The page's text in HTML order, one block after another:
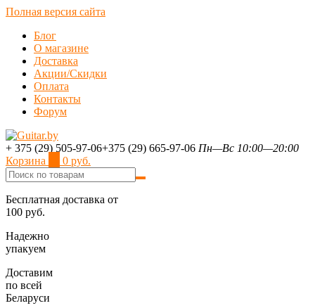
Полная версия сайта
Блог
О магазине
Доставка
Акции/Скидки
Оплата
Контакты
Форум
+ 375 (29) 505-97-06+375 (29) 665-97-06 Пн—Вс 10:00—20:00
Корзина
0 руб.
Бесплатная доставка от
100 руб.
Надежно
упакуем
Доставим
по всей
Беларуси